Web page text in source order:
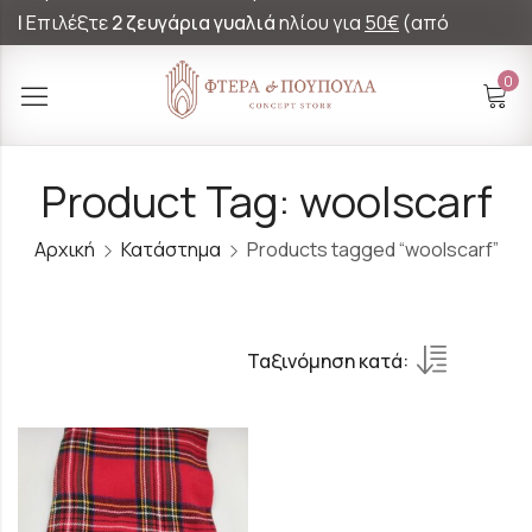
|Επιλέξτε2 ζευγάρια γυαλιάηλίου για 50€(από
0
Product Tag: woolscarf
Αρχική Κατάστημα Products tagged “woolscarf”
Ταξινόμηση κατά: